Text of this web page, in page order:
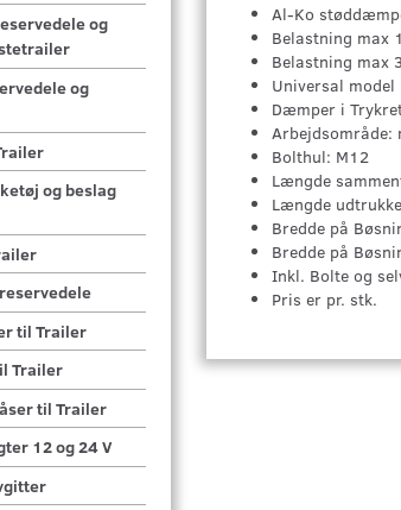
og
og
og beslag
til Trailer
Trailer
til Trailer
12 og 24 V
Al-Ko
Belastning max
Belastning max
Universal model
Dæmper i
Arbejdsområde:
Bolthul: M12
Længde
Længde
Bredde på
Bredde på
Inkl. Bolte og
Pris er pr. stk.